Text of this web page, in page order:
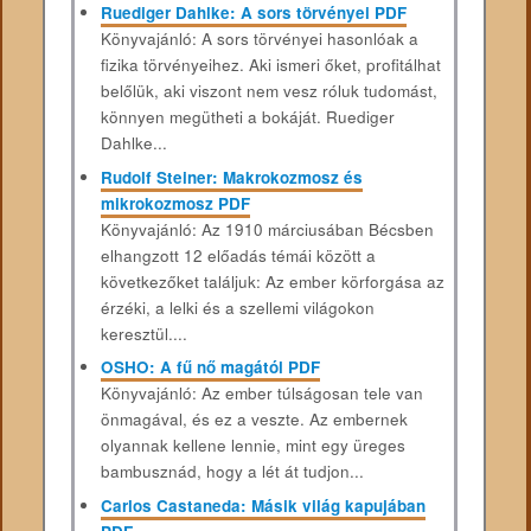
Ruediger Dahlke: A sors törvényei PDF
Könyvajánló: A sors törvényei hasonlóak a
fizika törvényeihez. Aki ismeri őket, profitálhat
belőlük, aki viszont nem vesz róluk tudomást,
könnyen megütheti a bokáját. Ruediger
Dahlke...
Rudolf Steiner: Makrokozmosz és
mikrokozmosz PDF
Könyvajánló: Az 1910 márciusában Bécsben
elhangzott 12 előadás témái között a
következőket találjuk: Az ember körforgása az
érzéki, a lelki és a szellemi világokon
keresztül....
OSHO: A fű nő magától PDF
Könyvajánló: Az ember túlságosan tele van
önmagával, és ez a veszte. Az embernek
olyannak kellene lennie, mint egy üreges
bambusznád, hogy a lét át tudjon...
Carlos Castaneda: Másik világ kapujában